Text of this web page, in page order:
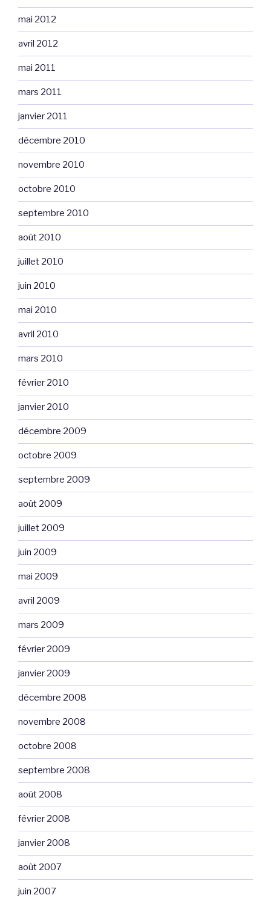
mai 2012
avril 2012
mai 2011
mars 2011
janvier 2011
décembre 2010
novembre 2010
octobre 2010
septembre 2010
août 2010
juillet 2010
juin 2010
mai 2010
avril 2010
mars 2010
février 2010
janvier 2010
décembre 2009
octobre 2009
septembre 2009
août 2009
juillet 2009
juin 2009
mai 2009
avril 2009
mars 2009
février 2009
janvier 2009
décembre 2008
novembre 2008
octobre 2008
septembre 2008
août 2008
février 2008
janvier 2008
août 2007
juin 2007